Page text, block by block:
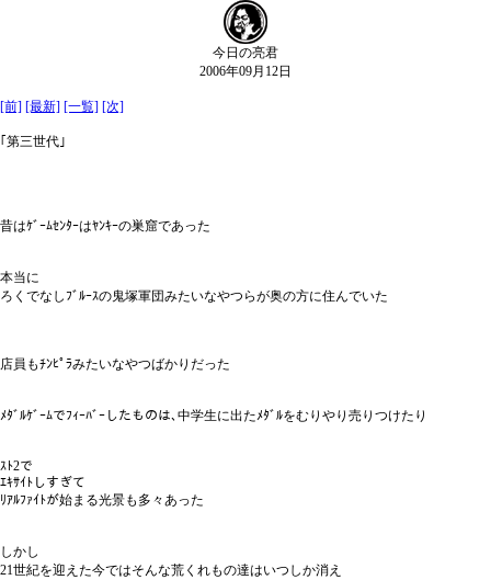
今日の亮君
2006年09月12日
[前] [最新] [一覧] [次]
｢第三世代｣
昔はｹﾞｰﾑｾﾝﾀｰはﾔﾝｷｰの巣窟であった
本当に
ろくでなしﾌﾞﾙｰｽの鬼塚軍団みたいなやつらが奥の方に住んでいた
店員もﾁﾝﾋﾟﾗみたいなやつばかりだった
ﾒﾀﾞﾙｹﾞｰﾑでﾌｨｰﾊﾞｰしたものは､中学生に出たﾒﾀﾞﾙをむりやり売りつけたり
ｽﾄ2で
ｴｷｻｲﾄしすぎて
ﾘｱﾙﾌｧｲﾄが始まる光景も多々あった
しかし
21世紀を迎えた今ではそんな荒くれもの達はいつしか消え